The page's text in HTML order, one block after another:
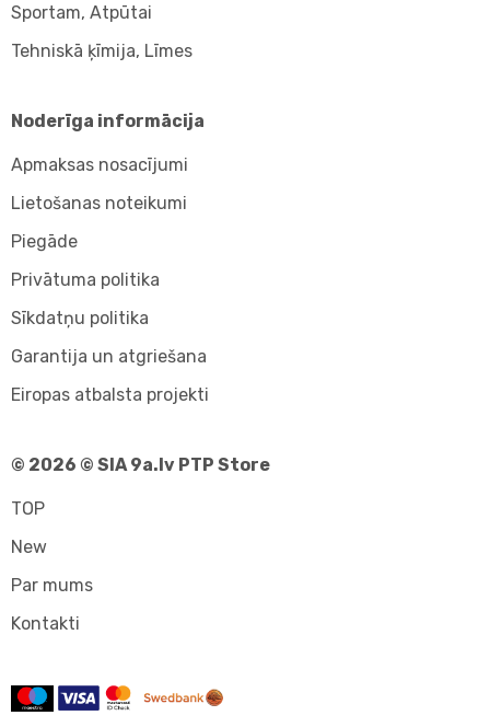
Sportam, Atpūtai
Tehniskā ķīmija, Līmes
Noderīga informācija
Apmaksas nosacījumi
Lietošanas noteikumi
Piegāde
Privātuma politika
Sīkdatņu politika
Garantija un atgriešana
Eiropas atbalsta projekti
© 2026 © SIA 9a.lv PTP Store
TOP
New
Par mums
Kontakti